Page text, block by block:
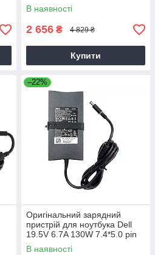
В наявності
2 656 ₴ 4 829 ₴
Купити
–22%
Оригінальний зарядний
пристрій для ноутбука Dell
19.5V 6.7A 130W 7.4*5.0 pin
Slim (PA-4E)
В наявності